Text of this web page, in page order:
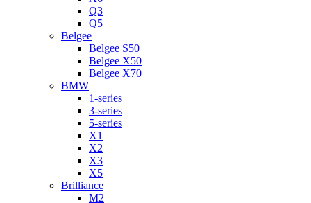
Q3
Q5
Belgee
Belgee S50
Belgee X50
Belgee X70
BMW
1-series
3-series
5-series
X1
X2
X3
X5
Brilliance
M2